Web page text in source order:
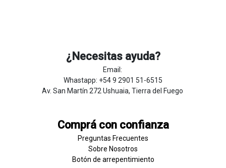
¿Necesitas ayuda?
Email:
Whastapp: +54 9 2901 51-6515
Av. San Martín 272 Ushuaia, Tierra del Fuego
Comprá con confianza
Preguntas Frecuentes
Sobre Nosotros
Botón de ​arrepentim​​​iento